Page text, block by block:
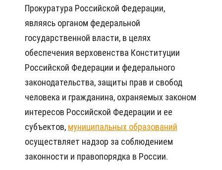
Прокуратура Российской Федерации,
являясь органом федеральной
государственной власти, в целях
обеспечения верховенства Конституции
Российской Федерации и федерального
законодательства, защиты прав и свобод
человека и гражданина, охраняемых законом
интересов Российской Федерации и ее
субъектов, муниципальных образований
осуществляет надзор за соблюдением
законности и правопорядка в России.